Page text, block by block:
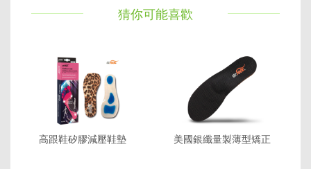
猜你可能喜歡
高跟鞋矽膠減壓鞋墊
美國銀纖量製薄型矯正